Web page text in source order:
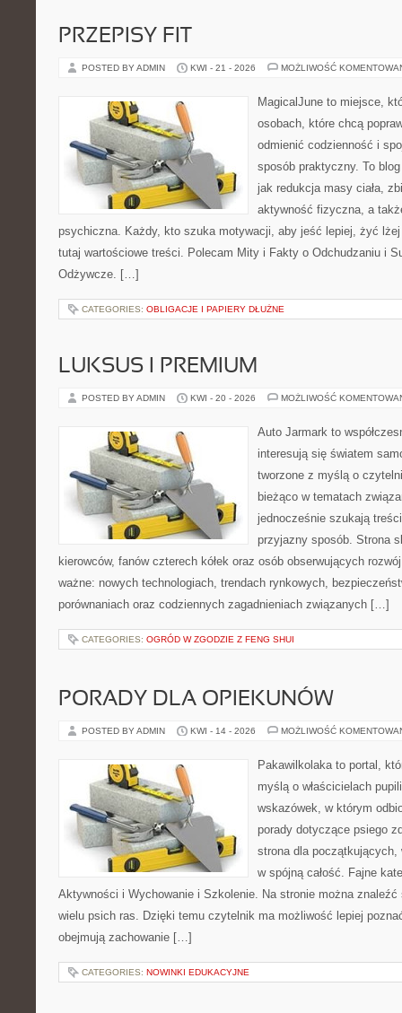
PRZEPISY FIT
POSTED BY ADMIN KWI - 21 - 2026 MOŻLIWOŚĆ
MagicalJune to miejsce,
osobach, które chcą
odmienić codzienność i
sposób praktyczny. To
jak redukcja masy ciała,
aktywność fizyczna, a
psychiczna. Każdy, kto szuka motywacji, aby jeść lepiej, żyć
tutaj wartościowe treści. Polecam Mity i Fakty o Odchudzaniu i
Odżywcze. […]
CATEGORIES: OBLIGACJE I PAPIERY DŁUŻNE
LUKSUS I PREMIUM
POSTED BY ADMIN KWI - 20 - 2026 MOŻLIWOŚĆ
Auto Jarmark to
interesują się światem
tworzone z myślą o
bieżąco w tematach
jednocześnie szukają
przyjazny sposób. Strona
kierowców, fanów czterech kółek oraz osób obserwujących
ważne: nowych technologiach, trendach rynkowych,
porównaniach oraz codziennych zagadnieniach związanych […]
CATEGORIES: OGRÓD W ZGODZIE Z FENG SHUI
PORADY DLA OPIEKUNÓW
POSTED BY ADMIN KWI - 14 - 2026 MOŻLIWOŚĆ
Pakawilkolaka to portal,
myślą o właścicielach
wskazówek, w którym
porady dotyczące psiego
strona dla początkujących,
w spójną całość. Fajne
Aktywności i Wychowanie i Szkolenie. Na stronie można znaleźć
wielu psich ras. Dzięki temu czytelnik ma możliwość lepiej
obejmują zachowanie […]
CATEGORIES: NOWINKI EDUKACYJNE